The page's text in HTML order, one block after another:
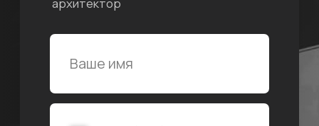
Проверенные временем
от известных производителей